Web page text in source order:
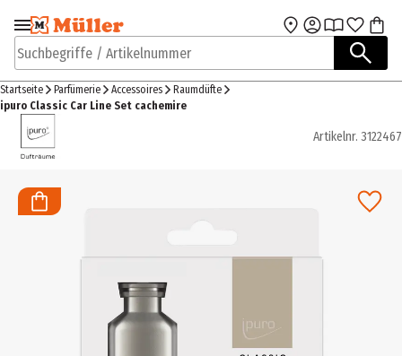
Zur Navigation
springen
Zum Hauptinhalt
Suchbegriffe / Artikelnummer
Startseite Parfümerie Accessoires
Raumdüfte
ipuro Classic Car Line Set cachemire
Artikelnr. 3122467